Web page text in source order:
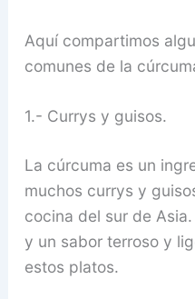
Aquí compartimos
comunes de la
1.- Currys y guisos.
La cúrcuma es un
muchos currys y
cocina del sur de
y un sabor terroso y
estos platos.